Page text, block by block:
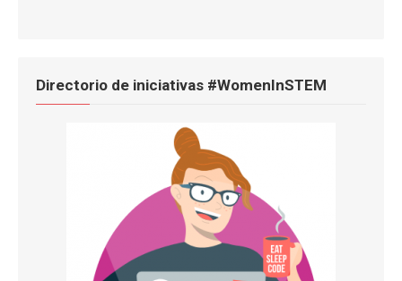
Directorio de iniciativas #WomenInSTEM